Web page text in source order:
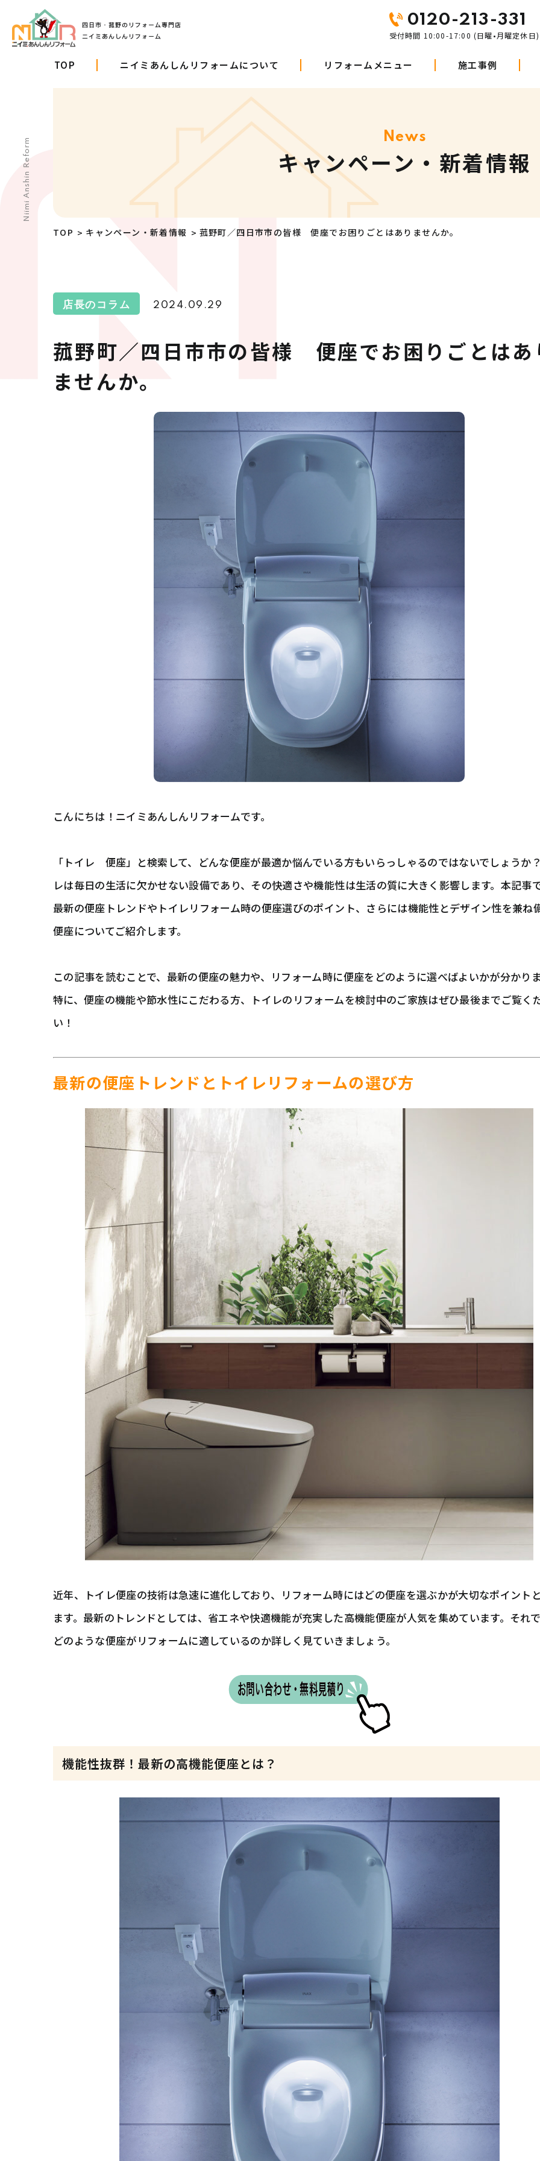
0120-213-331
受付時間 10:00-17:00 (日曜•月曜定休日)
TOP ニイミあんしんリフォームについて リフォームメニュー 施工事例
Niimi Anshin Reform News
キャンペーン・新着情報
TOP キャンペーン・新着情報 菰野町／四日市市の皆様 便座でお困りごとはありませんか。
店長のコラム 2024.09.29
菰野町／四日市市の皆様 便座でお困りごとはあ
ませんか。
こんにちは！ニイミあんしんリフォームです。
「トイレ 便座」と検索して、どんな便座が最適か悩んでいる方もいらっしゃるのではないでしょうか
レは毎日の生活に欠かせない設備であり、その快適さや機能性は生活の質に大きく影響します。本記事で
最新の便座トレンドやトイレリフォーム時の便座選びのポイント、さらには機能性とデザイン性を兼ね
便座についてご紹介します。
この記事を読むことで、最新の便座の魅力や、リフォーム時に便座をどのように選べばよいかが分かりま
特に、便座の機能や節水性にこだわる方、トイレのリフォームを検討中のご家族はぜひ最後までご覧く
い！
最新の便座トレンドとトイレリフォームの選び方
近年、トイレ便座の技術は急速に進化しており、リフォーム時にはどの便座を選ぶかが大切なポイント
ます。最新のトレンドとしては、省エネや快適機能が充実した高機能便座が人気を集めています。それで
どのような便座がリフォームに適しているのか詳しく見ていきましょう。
機能性抜群！最新の高機能便座とは？